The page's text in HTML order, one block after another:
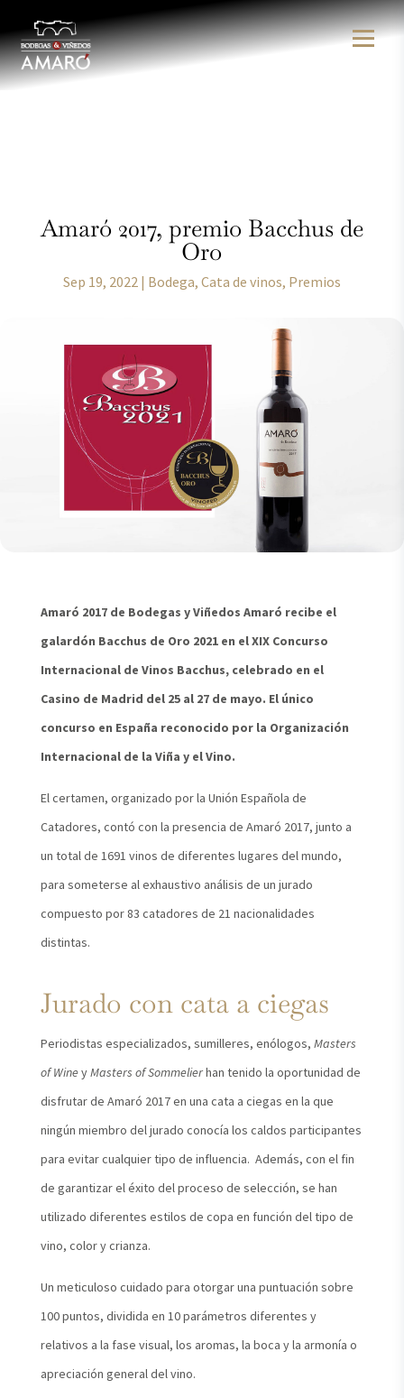
Amaró 2017, premio Bacchus de
Oro
Sep 19, 2022| Bodega, Cata de vinos, Premios
Amaró 2017 de Bodegas y Viñedos Amaró recibe el
galardón Bacchus de Oro 2021 en el XIX Concurso
Internacional de Vinos Bacchus, celebrado en el
Casino de Madrid del 25 al 27 de mayo. El único
concurso en España reconocido por la Organización
Internacional de la Viña y el Vino.
El certamen, organizado por la Unión Española de
Catadores, contó con la presencia de Amaró 2017, junto a
un total de 1691 vinos de diferentes lugares del mundo,
para someterse al exhaustivo análisis de un jurado
compuesto por 83 catadores de 21 nacionalidades
distintas.
Jurado con cata a ciegas
Periodistas especializados, sumilleres, enólogos, Masters
of WineyMasters of Sommelierhan tenido la oportunidad de
disfrutar de Amaró 2017 en una cata a ciegas en la que
ningún miembro del jurado conocía los caldos participantes
para evitar cualquier tipo de influencia. Además, con el fin
de garantizar el éxito del proceso de selección, se han
utilizado diferentes estilos de copa en función del tipo de
vino, color y crianza.
Un meticuloso cuidado para otorgar una puntuación sobre
100 puntos, dividida en 10 parámetros diferentes y
relativos a la fase visual, los aromas, la boca y la armonía o
apreciación general del vino.